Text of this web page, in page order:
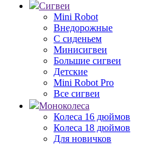
Сигвеи
Mini Robot
Внедорожные
С сиденьем
Минисигвеи
Большие сигвеи
Детские
Mini Robot Pro
Все сигвеи
Моноколеса
Колеса 16 дюймов
Колеса 18 дюймов
Для новичков